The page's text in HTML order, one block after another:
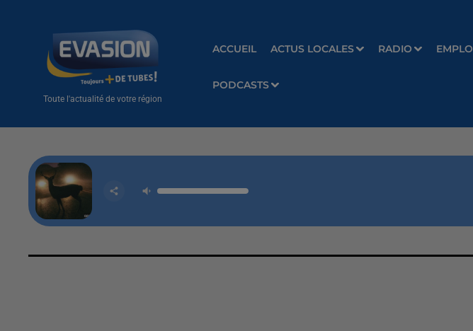
Toute l'actualité de votre région
ACCUEIL ACTUS LOCALES RADIO
PODCASTS